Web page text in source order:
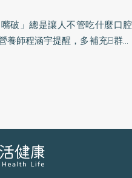
破」總是讓人不管吃什麼口腔
師程涵宇提醒，多補充B群，